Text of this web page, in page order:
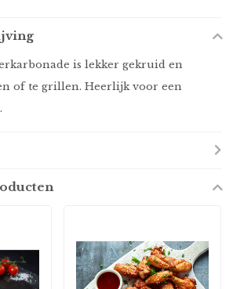
is lekker gekruid en
of te grillen. Heerlijk voor een